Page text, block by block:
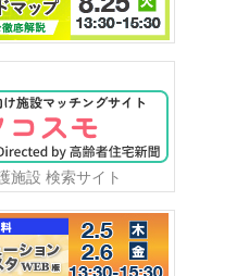
施設 検索サイト